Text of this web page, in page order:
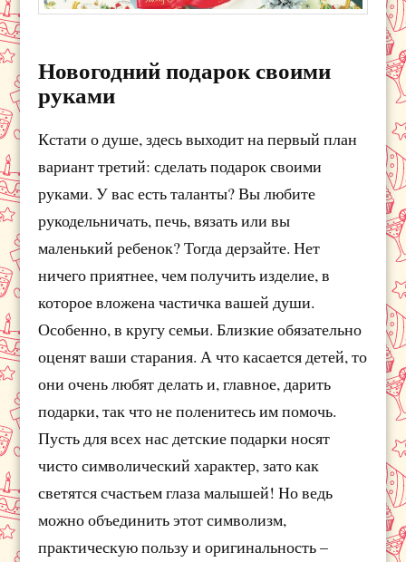
Новогодний подарок своими
руками
Кстати о душе, здесь выходит на первый план
вариант третий: сделать подарок своими
руками. У вас есть таланты? Вы любите
рукодельничать, печь, вязать или вы
маленький ребенок? Тогда дерзайте. Нет
ничего приятнее, чем получить изделие, в
которое вложена частичка вашей души.
Особенно, в кругу семьи. Близкие обязательно
оценят ваши старания. А что касается детей, то
они очень любят делать и, главное, дарить
подарки, так что не поленитесь им помочь.
Пусть для всех нас детские подарки носят
чисто символический характер, зато как
светятся счастьем глаза малышей! Но ведь
можно объединить этот символизм,
практическую пользу и оригинальность –